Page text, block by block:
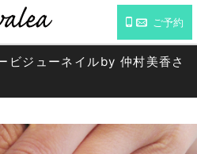
ご予約
ビジューネイルby 仲村美香さ